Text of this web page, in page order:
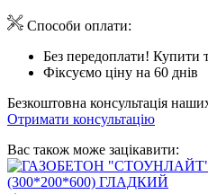
Способи оплати:
Без передоплати! Купити
Фіксуємо ціну на 60 днів
Безкоштовна консультація
Отримати консультацію
Вас також може зацікавити: